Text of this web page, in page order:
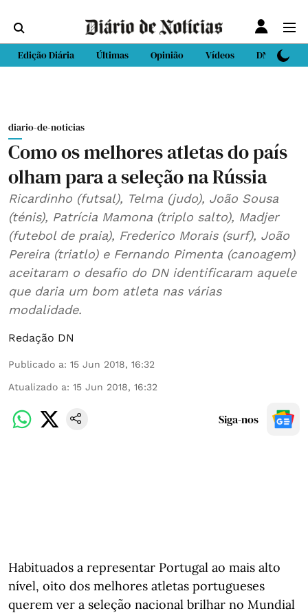
Edição Diária Últimas Opinião Vídeos DN Sport
diario-de-noticias
Como os melhores atletas do país
olham para a seleção na Rússia
Ricardinho (futsal), Telma (judo), João Sousa
(ténis), Patrícia Mamona (triplo salto), Madjer
(futebol de praia), Frederico Morais (surf), João
Pereira (triatlo) e Fernando Pimenta (canoagem)
aceitaram o desafio do DN identificaram aquele
que daria um bom atleta nas várias
modalidade.
Redação DN
Publicado a: 15 Jun 2018, 16:32
Atualizado a: 15 Jun 2018, 16:32
Siga-nos
Habituados a representar Portugal ao mais alto
nível, oito dos melhores atletas portugueses
querem ver a seleção nacional brilhar no Mundial